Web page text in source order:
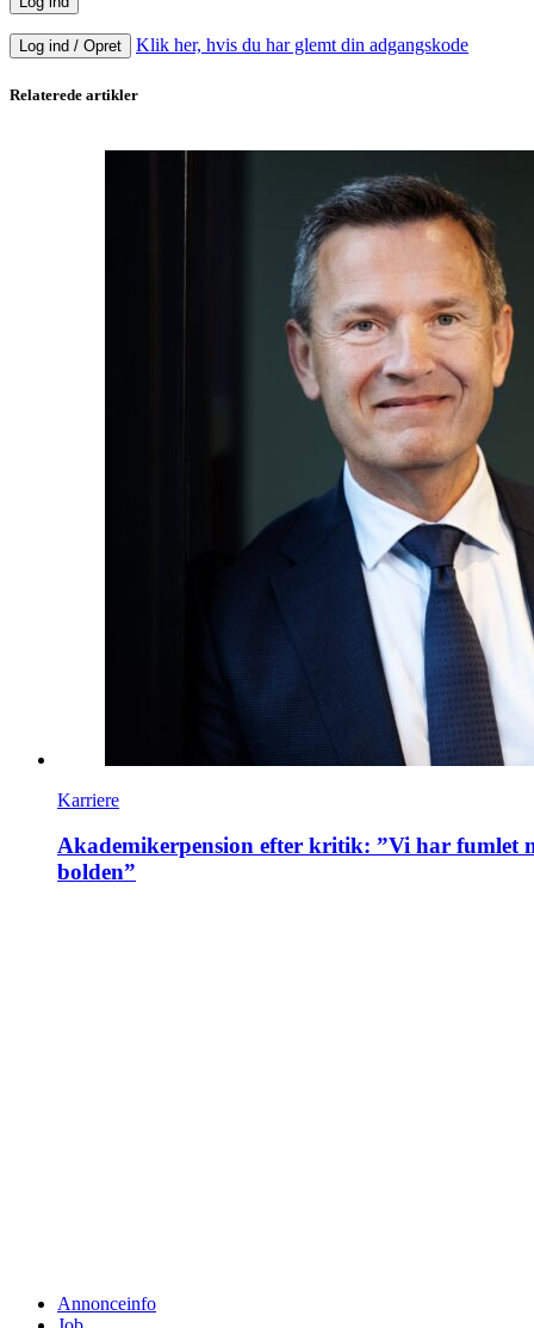
Log ind / Opret Klik her, hvis du har glemt din adgangskode
Relaterede artikler
Karriere
Akademikerpension efter kritik: ”Vi har fumlet
bolden”
Annonceinfo